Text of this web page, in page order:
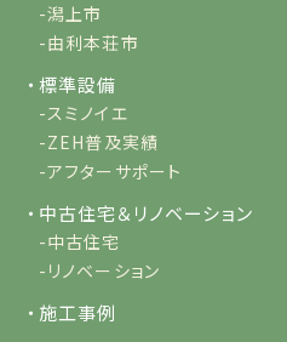
-潟上市
-由利本荘市
・標準設備
-スミノイエ
-ZEH普及実績
-アフターサポート
・中古住宅＆リノベーション
-中古住宅
-リノベーション
・施工事例